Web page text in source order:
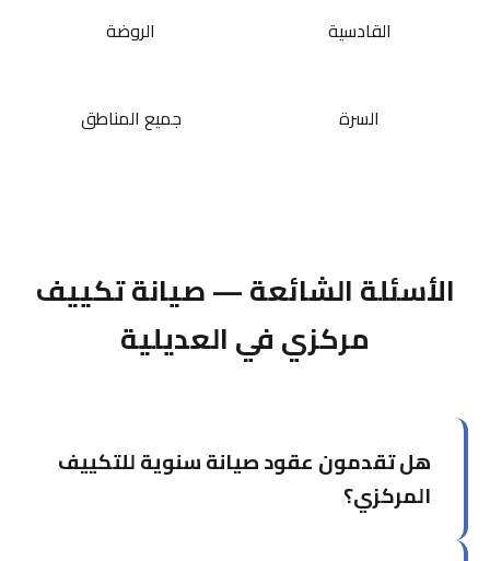
القادسية الروضة
السرة جميع المناطق
الأسئلة الشائعة — صيانة تكييف
مركزي في العديلية
هل تقدمون عقود صيانة سنوية للتكييف
المركزي؟